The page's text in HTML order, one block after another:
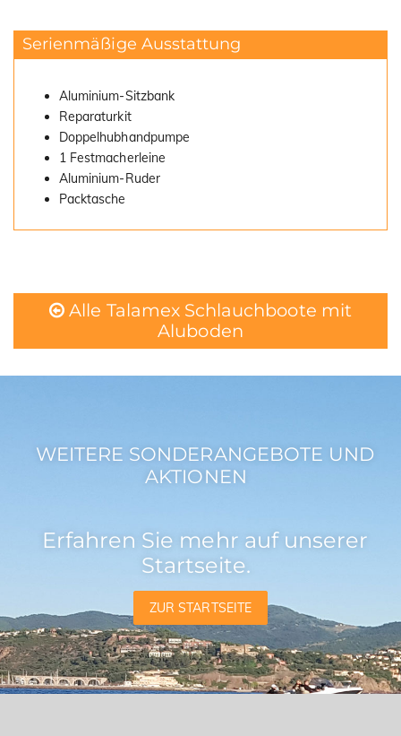
Serienmäßige Ausstattung
Aluminium-Sitzbank
Reparaturkit
Doppelhubhandpumpe
1 Festmacherleine
Aluminium-Ruder
Packtasche
Alle Talamex Schlauchboote mit
Aluboden
WEITERE SONDERANGEBOTE UND
AKTIONEN
Erfahren Sie mehr auf unserer
Startseite.
ZUR STARTSEITE